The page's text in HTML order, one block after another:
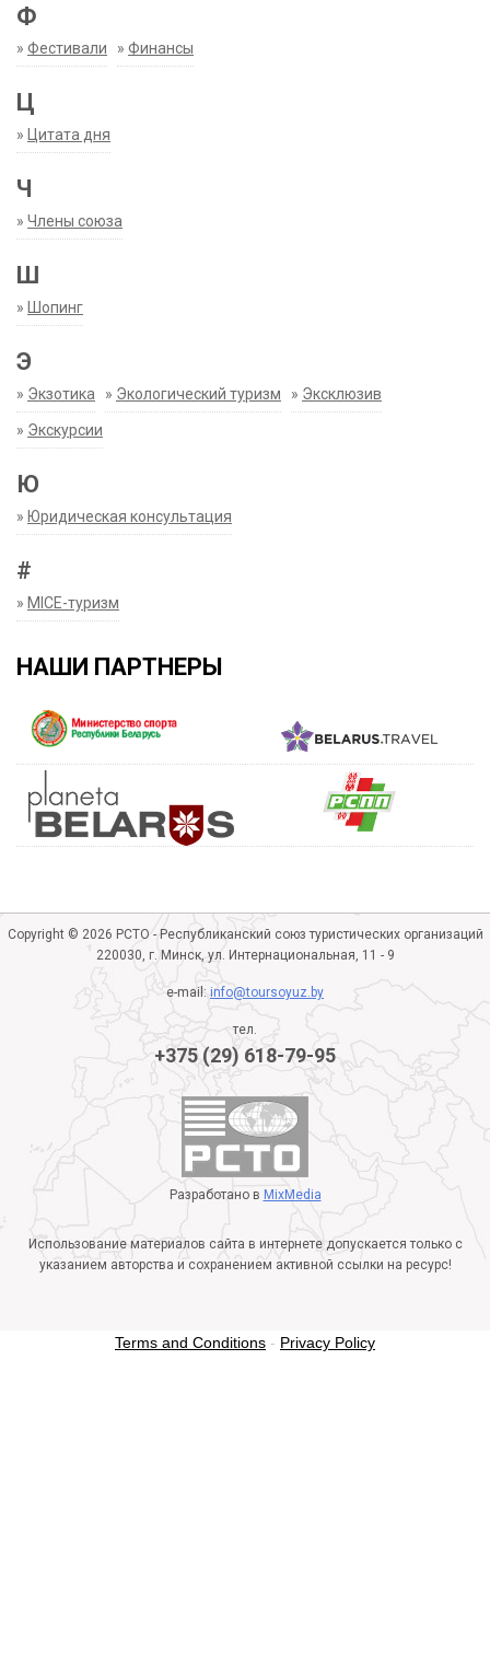
Ф
» Фестивали » Финансы
Ц
» Цитата дня
Ч
» Члены союза
Ш
» Шопинг
Э
» Экзотика » Экологический туризм » Эксклюзив
» Экскурсии
Ю
» Юридическая консультация
#
» MICE-туризм
НАШИ ПАРТНЕРЫ
Copyright © 2026 РСТО - Республиканский союз туристических организаций
220030, г. Минск, ул. Интернациональная, 11 - 9
e-mail:info@toursoyuz.by
тел.
+375 (29) 618-79-95
Разработано в MixMedia
Использование материалов сайта в интернете допускается только с
указанием авторства и сохранением активной ссылки на ресурс!
Terms and Conditions - Privacy Policy